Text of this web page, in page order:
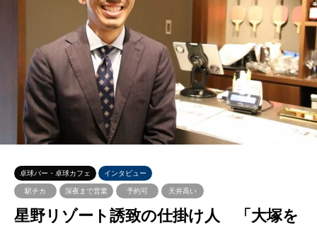
卓球バー・卓球カフェ
インタビュー
駅チカ
深夜まで営業 予約可 天井高い
星野リゾート誘致の仕掛け人 「大塚を